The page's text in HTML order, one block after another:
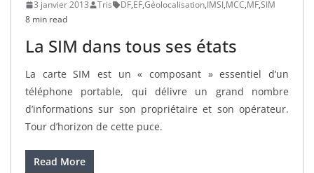
3 janvier 2013 Tris DF,EF,Géolocalisation,IMSI,MCC,MF,SIM
8 min read
La SIM dans tous ses états
La carte SIM est un « composant » essentiel d’un
téléphone portable, qui délivre un grand nombre
d’informations sur son propriétaire et son opérateur.
Tour d’horizon de cette puce.
Read More